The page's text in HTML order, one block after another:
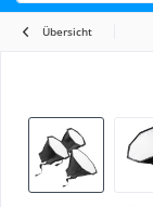
Übersicht